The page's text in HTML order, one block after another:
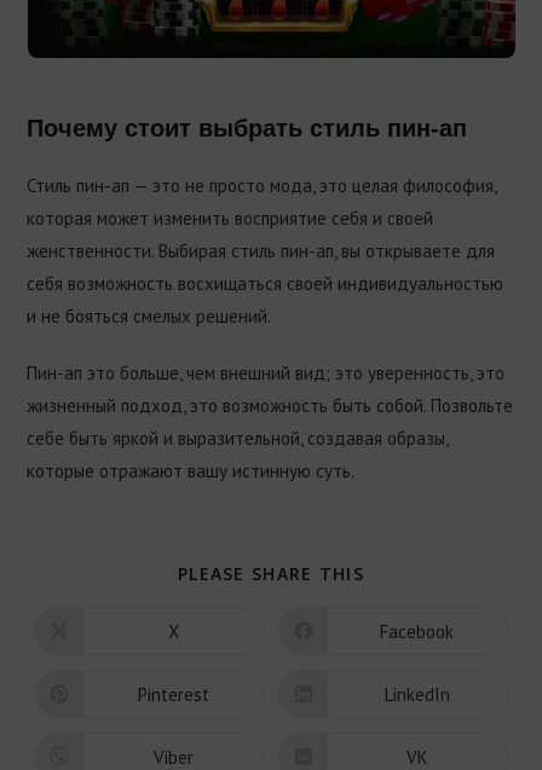
Почему стоит выбрать стиль пин-ап
Стиль пин-ап — это не просто мода, это целая философия,
которая может изменить восприятие себя и своей
женственности. Выбирая стиль пин-ап, вы открываете для
себя возможность восхищаться своей индивидуальностью
и не бояться смелых решений.
Пин-ап это больше, чем внешний вид; это уверенность, это
жизненный подход, это возможность быть собой. Позвольте
себе быть яркой и выразительной, создавая образы,
которые отражают вашу истинную суть.
PLEASE SHARE THIS
X Facebook
Pinterest LinkedIn
Viber VK